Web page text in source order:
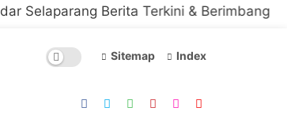
Berita Terkini & Berimbang
Sitemap Index